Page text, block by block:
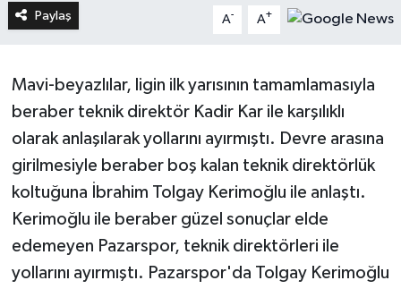
Paylaş A- A+
Mavi-beyazlılar, ligin ilk yarısının tamamlamasıyla
beraber teknik direktör Kadir Kar ile karşılıklı
olarak anlaşılarak yollarını ayırmıştı. Devre arasına
girilmesiyle beraber boş kalan teknik direktörlük
koltuğuna İbrahim Tolgay Kerimoğlu ile anlaştı.
Kerimoğlu ile beraber güzel sonuçlar elde
edemeyen Pazarspor, teknik direktörleri ile
yollarını ayırmıştı. Pazarspor'da Tolgay Kerimoğlu